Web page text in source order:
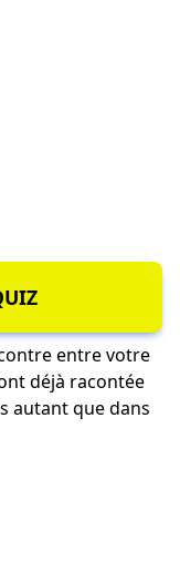
entre votre
déjà racontée
autant que dans